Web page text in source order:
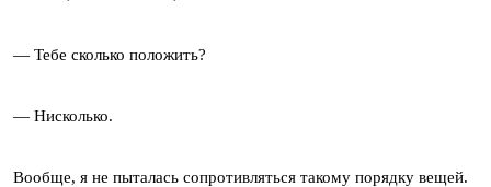
— Тебе сколько положить?
— Нисколько.
Вообще, я не пыталась сопротивляться такому порядку вещей.